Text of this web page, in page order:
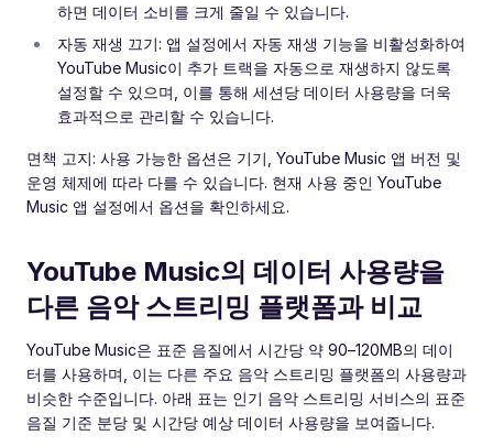
하면 데이터 소비를 크게 줄일 수 있습니다.
자동 재생 끄기: 앱 설정에서 자동 재생 기능을 비활성화하여
YouTube Music이 추가 트랙을 자동으로 재생하지 않도록
설정할 수 있으며, 이를 통해 세션당 데이터 사용량을 더욱
효과적으로 관리할 수 있습니다.
면책 고지: 사용 가능한 옵션은 기기, YouTube Music 앱 버전 및
운영 체제에 따라 다를 수 있습니다. 현재 사용 중인 YouTube
Music 앱 설정에서 옵션을 확인하세요.
YouTube Music의 데이터 사용량을
다른 음악 스트리밍 플랫폼과 비교
YouTube Music은 표준 음질에서 시간당 약 90–120MB의 데이
터를 사용하며, 이는 다른 주요 음악 스트리밍 플랫폼의 사용량과
비슷한 수준입니다. 아래 표는 인기 음악 스트리밍 서비스의 표준
음질 기준 분당 및 시간당 예상 데이터 사용량을 보여줍니다.